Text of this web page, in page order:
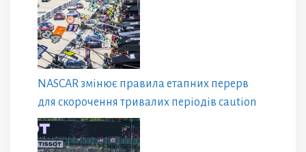
NASCAR змінює правила етапних перерв
для скорочення тривалих періодів caution